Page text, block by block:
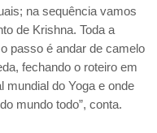
na sequência vamos
de Krishna. Toda a
passo é andar de camelo
fechando o roteiro em
mundial do Yoga e onde
mundo todo”, conta.